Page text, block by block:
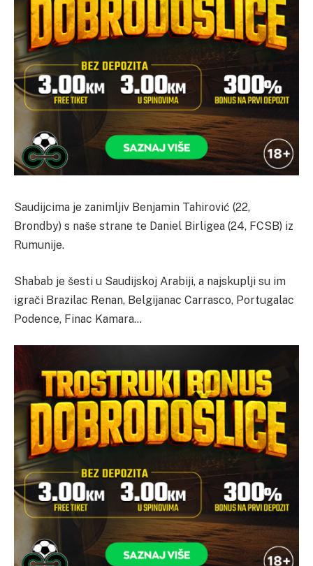
Saudijcima je zanimljiv Benjamin Tahirović (22,
Brondby) s naše strane te Daniel Birligea (24, FCSB) iz
Rumunije.
Shabab je šesti u Saudijskoj Arabiji, a najskuplji su im
igrači Brazilac Renan, Belgijanac Carrasco, Portugalac
Podence, Finac Kamara…